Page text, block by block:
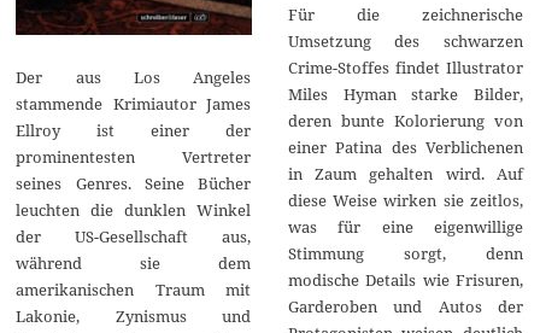
Der aus Los Angeles
stammende Krimiautor James
Ellroy ist einer der
prominentesten Vertreter
seines Genres. Seine Bücher
leuchten die dunklen Winkel
der US-Gesellschaft aus,
während sie dem
amerikanischen Traum mit
Lakonie, Zynismus und
Für die zeichnerische
Umsetzung des schwarzen
Crime-Stoffes findet Illustrator
Miles Hyman starke Bilder,
deren bunte Kolorierung von
einer Patina des Verblichenen
in Zaum gehalten wird. Auf
diese Weise wirken sie zeitlos,
was für eine eigenwillige
Stimmung sorgt, denn
modische Details wie Frisuren,
Garderoben und Autos der